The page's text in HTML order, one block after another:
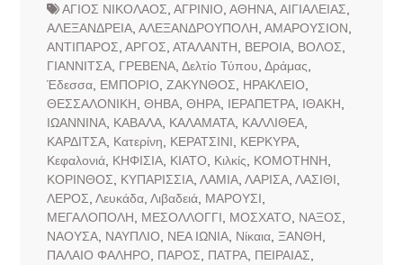
ΑΓΙΟΣ ΝΙΚΟΛΑΟΣ ΑΓΡΙΝΙΟ ΑΘΗΝΑ, ΑΙΓΙΑΛΕΙΑΣ
ΑΛΕΞΑΝΔΡΕΙΑ, ΑΛΕΞΑΝΔΡΟΥΠΟΛΗ ΑΜΑΡΟΥΣΙΟΝ
ΑΝΤΙΠΑΡΟΣ ΑΡΓΟΣ ΑΤΑΛΑΝΤΗ ΒΕΡΟΙΑ, ΒΟΛΟΣ
ΓΙΑΝΝΙΤΣΑ, ΓΡΕΒΕΝΑ, Δελτίο Τύπου Δράμας
Έδεσσα, ΕΜΠΟΡΙΟ ΖΑΚΥΝΘΟΣ ΗΡΑΚΛΕΙΟ
ΘΕΣΣΑΛΟΝΙΚΗ ΘΗΒΑ, ΘΗΡΑ, ΙΕΡΑΠΕΤΡΑ, ΙΘΑΚΗ
ΙΩΑΝΝΙΝΑ, ΚΑΒΑΛΑ, ΚΑΛΑΜΑΤΑ, ΚΑΛΛΙΘΕΑ,
ΚΑΡΔΙΤΣΑ, Κατερίνη ΚΕΡΑΤΣΙΝΙ ΚΕΡΚΥΡΑ,
Κεφαλονιά, ΚΗΦΙΣΙΑ, ΚΙΑΤΟ Κιλκίς ΚΟΜΟΤΗΝΗ
ΚΟΡΙΝΘΟΣ
ΚΥΠΑΡΙΣΣΙΑ, ΛΑΜΙΑ, ΛΑΡΙΣΑ, ΛΑΣΙΘΙ
ΛΕΡΟΣ Λευκάδα, Λιβαδειά, ΜΑΡΟΥΣΙ
ΜΕΓΑΛΟΠΟΛΗ
ΜΕΣΟΛΛΟΓΓΙ ΜΟΣΧΑΤΟ ΝΑΞΟΣ
ΝΑΟΥΣΑ, ΝΑΥΠΛΙΟ ΝΕΑ ΙΩΝΙΑ, Νίκαια, ΞΑΝΘΗ
ΠΑΛΑΙΟ ΦΑΛΗΡΟ
ΠΑΡΟΣ ΠΑΤΡΑ, ΠΕΙΡΑΙΑΣ